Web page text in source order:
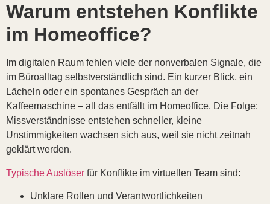
Warum entstehen Konflikte
im Homeoffice?
Im digitalen Raum fehlen viele der nonverbalen Signale, die
im Büroalltag selbstverständlich sind. Ein kurzer Blick, ein
Lächeln oder ein spontanes Gespräch an der
Kaffeemaschine – all das entfällt im Homeoffice. Die Folge:
Missverständnisse entstehen schneller, kleine
Unstimmigkeiten wachsen sich aus, weil sie nicht zeitnah
geklärt werden.
Typische Auslöser für Konflikte im virtuellen Team sind:
Unklare Rollen und Verantwortlichkeiten